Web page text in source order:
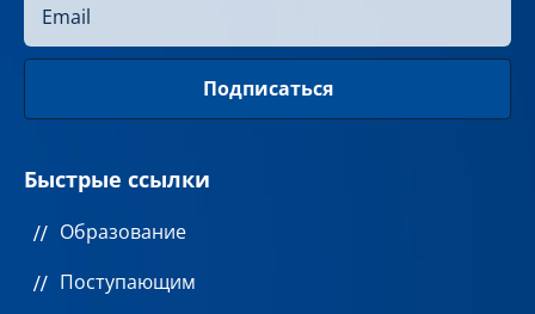
Быстрые ссылки
Образование
Поступающим